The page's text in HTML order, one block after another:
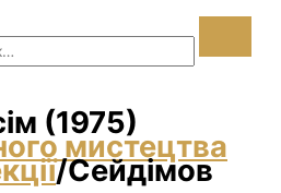
(1975)
мистецтва
/Сейдімов